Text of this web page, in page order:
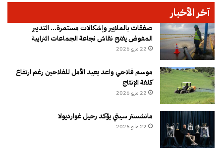
آخر الأخبار
صفقات بالملايير وإشكالات مستمرة… التدبير
المفوض يفتح نقاش نجاعة الجماعات الترابية
22 مايو 2026
موسم فلاحي واعد يعيد الأمل للفلاحين رغم ارتفاع
كلفة الإنتاج
22 مايو 2026
مانشستر سيتي يؤكد رحيل غوارديولا
22 مايو 2026